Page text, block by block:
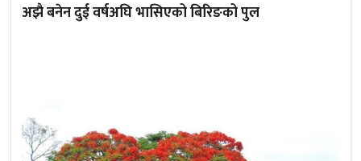
अझै बनेन दुई वर्षअघि भासिएको बिरिङको पुल